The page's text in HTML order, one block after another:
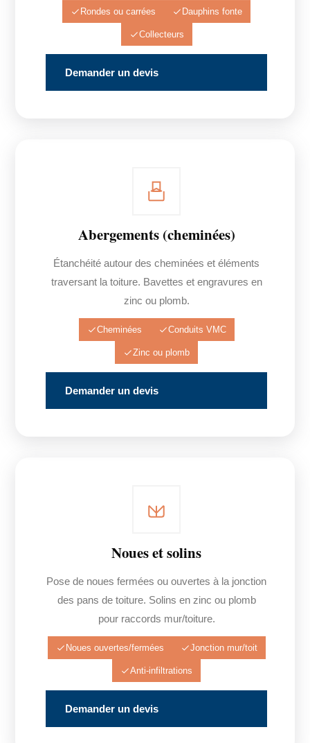
Rondes ou carrées Dauphins fonte
Collecteurs
Demander un devis
Abergements (cheminées)
Étanchéité autour des cheminées et éléments
traversant la toiture. Bavettes et engravures en
zinc ou plomb.
Cheminées Conduits VMC
Zinc ou plomb
Demander un devis
Noues et solins
Pose de noues fermées ou ouvertes à la jonction
des pans de toiture. Solins en zinc ou plomb
pour raccords mur/toiture.
Noues ouvertes/fermées Jonction mur/toit
Anti-infiltrations
Demander un devis